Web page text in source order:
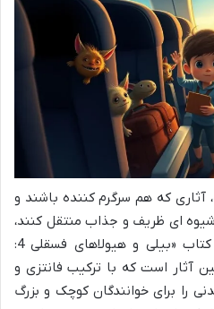
آثاری که هم سرگرم کننده باشند و
ای ظریف و جذاب منتقل کنند،
از جایگاه ویژه ای برخوردارند. کتاب «بیلی و هیولاهای فسقلی 4:
آثار است که با ترکیب فانتزی و
را برای خوانندگان کوچک و بزرگ